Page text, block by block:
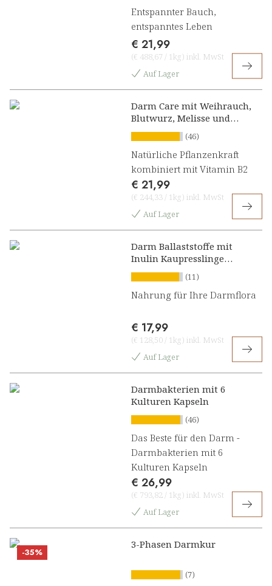
Entspannter Bauch,
entspanntes Leben
€ 21,99
(€ 488,67 / 1kg) inkl. MwSt
Auf Lager
Darm Care mit Weihrauch,
Blutwurz, Melisse und
Vitamin B2 Presslinge
(46)
Natürliche Pflanzenkraft
kombiniert mit Vitamin B2
€ 21,99
(€ 244,33 / 1kg) inkl. MwSt
Auf Lager
Darm Ballaststoffe mit
Inulin Kaupresslinge
Kirsch-Orange(11)
Nahrung für Ihre Darmflora
€ 17,99
(€ 128,50 / 1kg) inkl. MwSt
Auf Lager
Darmbakterien mit 6
Kulturen Kapseln
(46)
Das Beste für den Darm -
Darmbakterien mit 6
Kulturen Kapseln
€ 26,99
(€ 793,82 / 1kg) inkl. MwSt
Auf Lager
-35%
3-Phasen Darmkur
(7)